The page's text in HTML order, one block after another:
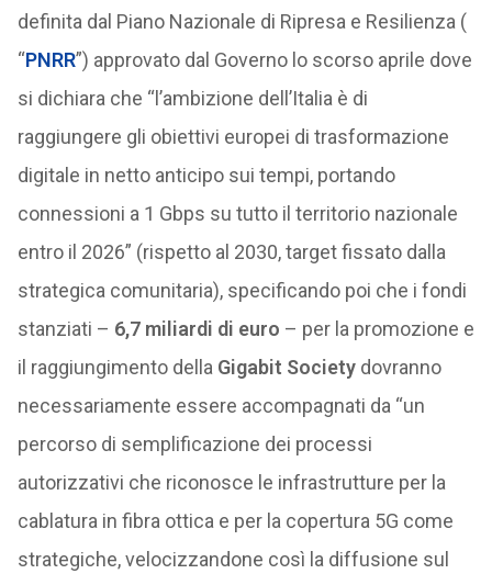
definita dal Piano Nazionale di Ripresa e Resilienza (
“PNRR”) approvato dal Governo lo scorso aprile dove
si dichiara che “l’ambizione dell’Italia è di
raggiungere gli obiettivi europei di trasformazione
digitale in netto anticipo sui tempi, portando
connessioni a 1 Gbps su tutto il territorio nazionale
entro il 2026” (rispetto al 2030, target fissato dalla
strategica comunitaria), specificando poi che i fondi
stanziati – 6,7 miliardi di euro – per la promozione e
il raggiungimento della Gigabit Societydovranno
necessariamente essere accompagnati da “un
percorso di semplificazione dei processi
autorizzativi che riconosce le infrastrutture per la
cablatura in fibra ottica e per la copertura 5G come
strategiche, velocizzandone così la diffusione sul